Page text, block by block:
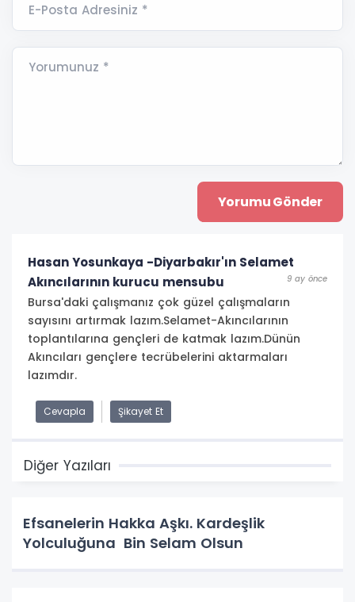
E-Posta Adresiniz *
Yorumunuz *
Hasan Yosunkaya -Diyarbakır'ın Selamet
Akıncılarının kurucu mensubu
9 ay önce
Bursa'daki çalışmanız çok güzel çalışmaların
sayısını artırmak lazım.Selamet-Akıncılarının
toplantılarına gençleri de katmak lazım.Dünün
Akıncıları gençlere tecrübelerini aktarmaları
lazımdır.
Cevapla Şikayet Et
Diğer Yazıları
Efsanelerin Hakka Aşkı. Kardeşlik
Yolculuğuna Bin Selam Olsun